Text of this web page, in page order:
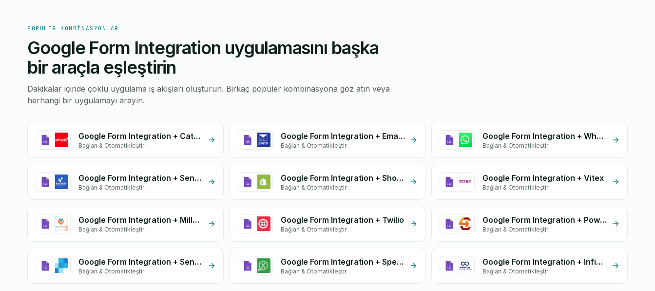
POPÜLER KOMBINASYONLAR
Google Form Integration uygulamasını başka
bir araçla eşleştirin
Dakikalar içinde çoklu uygulama iş akışları oluşturun. Birkaç popüler kombinasyona göz atın veya
herhangi bir uygulamayı arayın.
Google Form Integration + Cathedis
Bağlan & Otomatikleştir
Google Form Integration + Email SMTP
Bağlan & Otomatikleştir
Google Form Integration + Whatsapp API
Bağlan & Otomatikleştir
Google Form Integration + Sendit
Bağlan & Otomatikleştir
Google Form Integration + Shopify
Bağlan & Otomatikleştir
Google Form Integration + Vitex
Bağlan & Otomatikleştir
Google Form Integration + Mille CoLis
Bağlan & Otomatikleştir
Google Form Integration + Twilio
Bağlan & Otomatikleştir
Google Form Integration + Power Delivery
Bağlan & Otomatikleştir
Google Form Integration + SendGrid
Bağlan & Otomatikleştir
Google Form Integration + Speedex
Bağlan & Otomatikleştir
Google Form Integration + Infinidis
Bağlan & Otomatikleştir